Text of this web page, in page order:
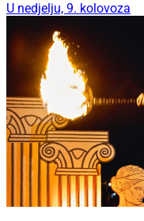
U nedjelju, 9. kolovoza